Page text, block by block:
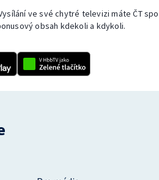
ve své chytré televizi máte ČT
obsah kdekoli a kdykoli.